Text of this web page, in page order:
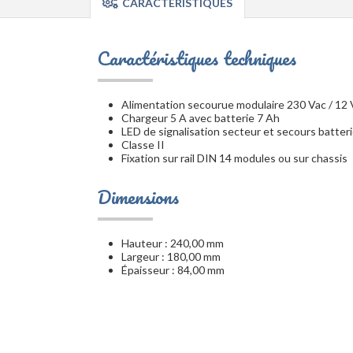
CARACTÉRISTIQUES
Caractéristiques techniques
Alimentation secourue modulaire 230 Vac / 12
Chargeur 5 A avec batterie 7 Ah
LED de signalisation secteur et secours
Classe II
Fixation sur rail DIN 14 modules ou sur chassis
Dimensions
Hauteur : 240,00 mm
Largeur : 180,00 mm
Épaisseur : 84,00 mm